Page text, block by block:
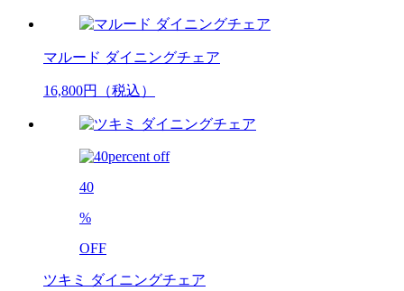
マルード ダイニングチェア
16,800円（税込）
40
%
OFF
ツキミ ダイニングチェア